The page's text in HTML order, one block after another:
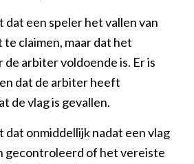
dat een speler het vallen van
claimen, maar dat het
arbiter voldoende is. Er is
dat de arbiter heeft
de vlag is gevallen.
dat onmiddellijk nadat een vlag
gecontroleerd of het vereiste